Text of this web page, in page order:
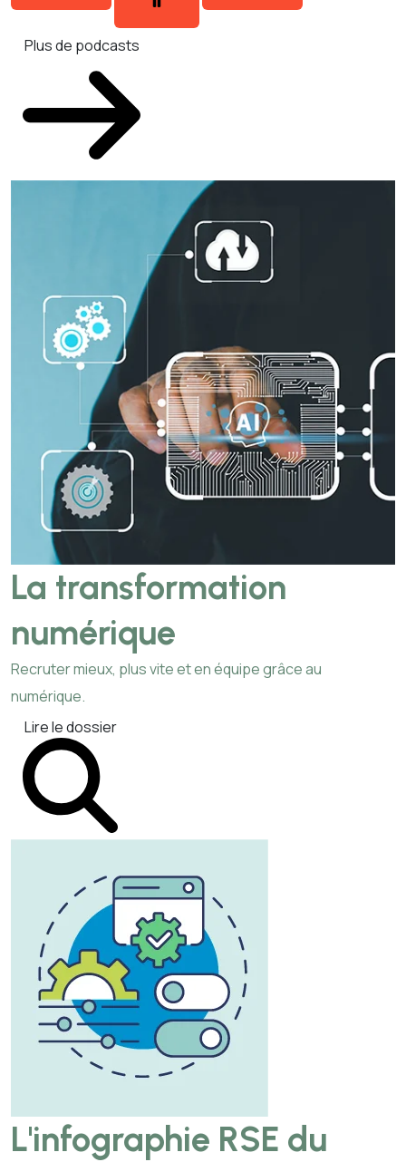
Plus de podcasts
La transformation
numérique
Recruter mieux, plus vite et en équipe grâce au
numérique.
Lire le dossier
L'infographie RSE du